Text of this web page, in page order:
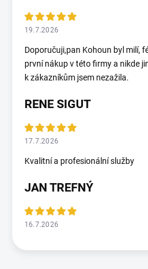
19.7.2026
Doporučuji,pan Kohoun byl milí,
první nákup v této firmy a nikde
k zákazníkům jsem nezažila.
RENE SIGUT
17.7.2026
Kvalitní a profesionální služby
JAN TREFNÝ
16.7.2026